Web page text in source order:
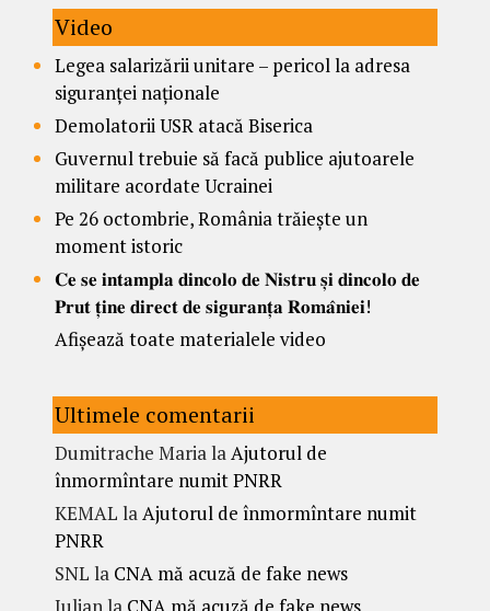
Video
Legea salarizării unitare – pericol la adresa
siguranței naționale
Demolatorii USR atacă Biserica
Guvernul trebuie să facă publice ajutoarele
militare acordate Ucrainei
Pe 26 octombrie, România trăiește un
moment istoric
𝐂𝐞 𝐬𝐞 𝐢𝐧𝐭𝐚𝐦𝐩𝐥𝐚 𝐝𝐢𝐧𝐜𝐨𝐥𝐨 𝐝𝐞 𝐍𝐢𝐬𝐭𝐫𝐮 𝐬̦𝐢 𝐝𝐢𝐧𝐜𝐨𝐥𝐨 𝐝𝐞
𝐏𝐫𝐮𝐭 𝐭̦𝐢𝐧𝐞 𝐝𝐢𝐫𝐞𝐜𝐭 𝐝𝐞 𝐬𝐢𝐠𝐮𝐫𝐚𝐧𝐭̦𝐚 𝐑𝐨𝐦𝐚̂𝐧𝐢𝐞𝐢!
Afișează toate materialele video
Ultimele comentarii
Dumitrache MarialaAjutorul de
înmormîntare numit PNRR
KEMAL laAjutorul de înmormîntare numit
PNRR
SNL la CNA mă acuză de fake news
Iulian la CNA mă acuză de fake news